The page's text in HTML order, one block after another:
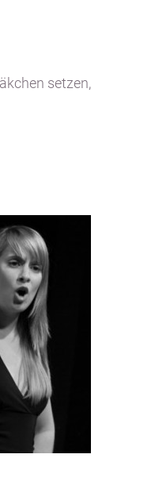
setzen,